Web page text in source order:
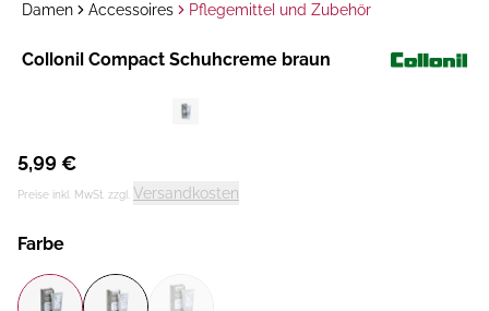
Damen Accessoires Pflegemittel und Zubehör
Hersteller :
Collonil Compact Schuhcreme braun
5,99 €
Preise inkl. MwSt. zzgl. Versandkosten
Farbe